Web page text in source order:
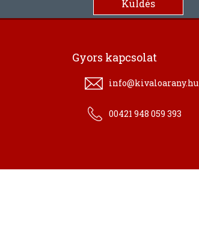
Gyors kapcsolat
info@kivaloarany.hu
00421 948 059 393